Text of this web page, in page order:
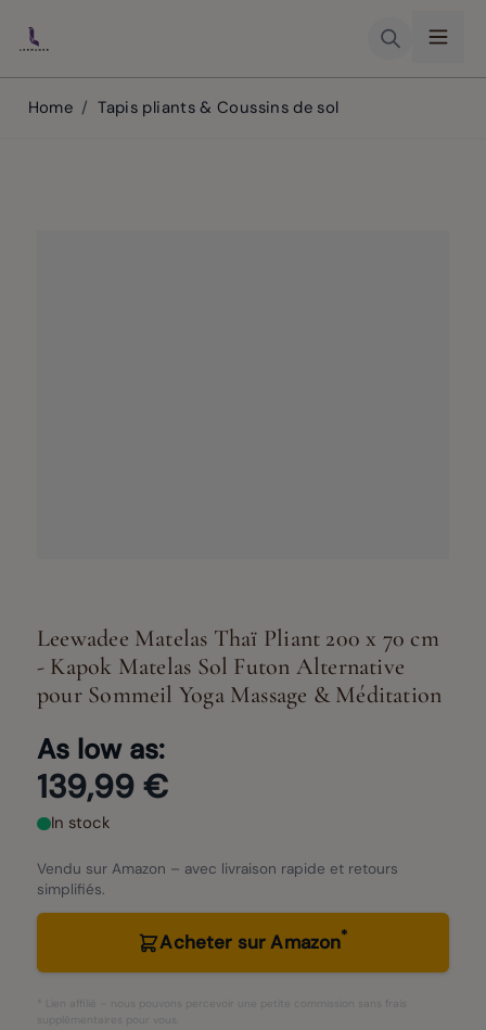
Home / Tapis pliants & Coussins de sol
Leewadee Matelas Thaï Pliant 200 x 70 cm
- Kapok Matelas Sol Futon Alternative
pour Sommeil Yoga Massage & Méditation
As low as:
139,99 €
In stock
Vendu sur Amazon – avec livraison rapide et retours
simplifiés.
Acheter sur Amazon*
* Lien affilié – nous pouvons percevoir une petite commission sans frais
supplémentaires pour vous.